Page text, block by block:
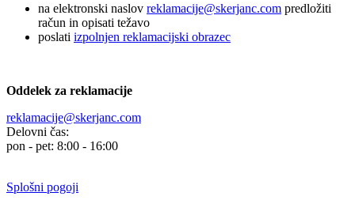
na elektronski naslov reklamacije@skerjanc.com predložiti
račun in opisati težavo
poslati izpolnjen reklamacijski obrazec
Oddelek za reklamacije
reklamacije@skerjanc.com
Delovni čas:
pon - pet: 8:00 - 16:00
Splošni pogoji